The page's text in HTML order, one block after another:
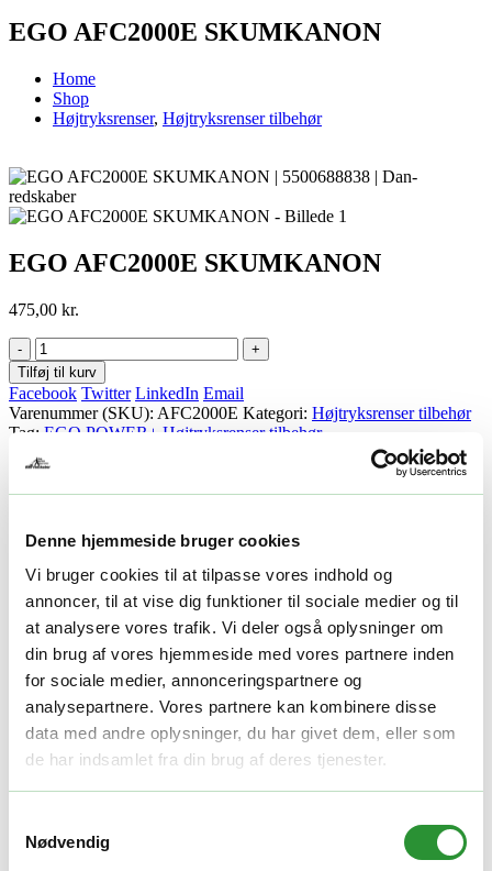
Denne hjemmeside bruger cookies
Vi bruger cookies til at tilpasse vores indhold og
annoncer, til at vise dig funktioner til sociale medier og til
at analysere vores trafik. Vi deler også oplysninger om
din brug af vores hjemmeside med vores partnere inden
for sociale medier, annonceringspartnere og
analysepartnere. Vores partnere kan kombinere disse
data med andre oplysninger, du har givet dem, eller som
de har indsamlet fra din brug af deres tjenester.
Nødvendig
EGO AFC2000E SKUMKANON
Home
Shop
Højtryksrenser, Højtryksrenser tilbehør
EGO AFC2000E SKUMKANON
475,00 kr.
-
+
Tilføj til kurv
Facebook Twitter LinkedIn Email
Varenummer (SKU): AFC2000E Kategori: Højtryksrenser tilbehør
Tag: EGO POWER+ Højtryksrenser tilbehør
Beskrivelse
Beskrivelse
PREMIUM SKUMKANON TIL HPW2000E
Yderligere information
Vægt 1 kg
Relaterede produkter